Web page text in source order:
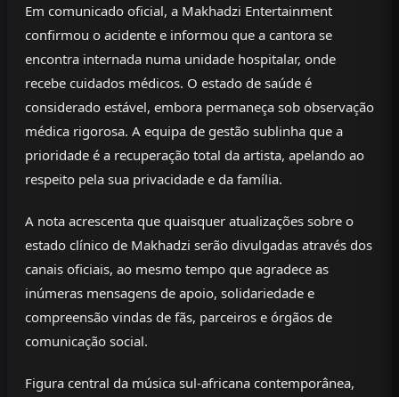
Em comunicado oficial, a Makhadzi Entertainment
confirmou o acidente e informou que a cantora se
encontra internada numa unidade hospitalar, onde
recebe cuidados médicos. O estado de saúde é
considerado estável, embora permaneça sob observação
médica rigorosa. A equipa de gestão sublinha que a
prioridade é a recuperação total da artista, apelando ao
respeito pela sua privacidade e da família.
A nota acrescenta que quaisquer atualizações sobre o
estado clínico de Makhadzi serão divulgadas através dos
canais oficiais, ao mesmo tempo que agradece as
inúmeras mensagens de apoio, solidariedade e
compreensão vindas de fãs, parceiros e órgãos de
comunicação social.
Figura central da música sul-africana contemporânea,